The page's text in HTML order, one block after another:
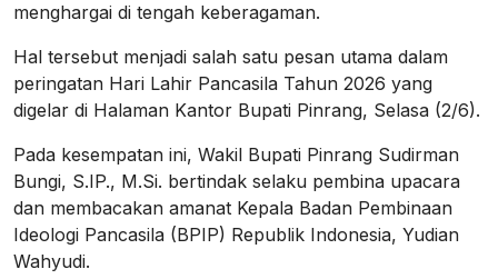
menghargai di tengah keberagaman.
Hal tersebut menjadi salah satu pesan utama dalam
peringatan Hari Lahir Pancasila Tahun 2026 yang
digelar di Halaman Kantor Bupati Pinrang, Selasa (2/6).
Pada kesempatan ini, Wakil Bupati Pinrang Sudirman
Bungi, S.IP., M.Si. bertindak selaku pembina upacara
dan membacakan amanat Kepala Badan Pembinaan
Ideologi Pancasila (BPIP) Republik Indonesia, Yudian
Wahyudi.